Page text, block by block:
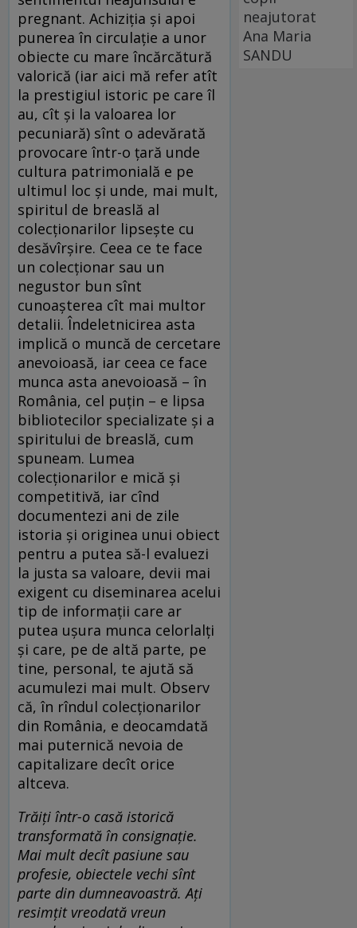
pregnant. Achiziția și apoi
punerea în circulație a unor
obiecte cu mare încărcătură
valorică (iar aici mă refer atît
la prestigiul istoric pe care îl
au, cît și la valoarea lor
pecuniară) sînt o adevărată
provocare într-o țară unde
cultura patrimonială e pe
ultimul loc și unde, mai mult,
spiritul de breaslă al
colecționarilor lipsește cu
desăvîrșire. Ceea ce te face
un colecționar sau un
negustor bun sînt
cunoașterea cît mai multor
detalii. Îndeletnicirea asta
implică o muncă de cercetare
anevoioasă, iar ceea ce face
munca asta anevoioasă – în
România, cel puțin – e lipsa
bibliotecilor specializate și a
spiritului de breaslă, cum
spuneam. Lumea
colecționarilor e mică și
competitivă, iar cînd
documentezi ani de zile
istoria și originea unui obiect
pentru a putea să-l evaluezi
la justa sa valoare, devii mai
exigent cu diseminarea acelui
tip de informații care ar
putea ușura munca celorlalți
și care, pe de altă parte, pe
tine, personal, te ajută să
acumulezi mai mult. Observ
că, în rîndul colecționarilor
din România, e deocamdată
mai puternică nevoia de
capitalizare decît orice
altceva.
Trăiți într-o casă istorică
transformată în consignație.
Mai mult decît pasiune sau
profesie, obiectele vechi sînt
parte din dumneavoastră. Ați
resimțit vreodată vreun
neajutorat
Ana Maria
SANDU